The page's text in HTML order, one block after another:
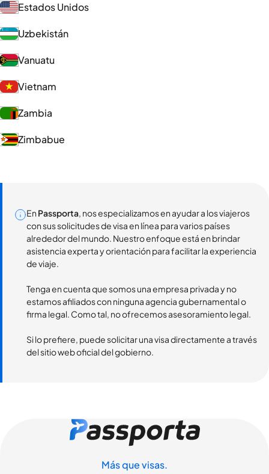
Estados Unidos
Uzbekistán
Vanuatu
Vietnam
Zambia
Zimbabue
En Passporta, nos especializamos en ayudar a los viajeros
con sus solicitudes de visa en línea para varios países
alrededor del mundo. Nuestro enfoque está en brindar
asistencia experta y orientación para facilitar la experiencia
de viaje.
Tenga en cuenta que somos una empresa privada y no
estamos afiliados con ninguna agencia gubernamental o
firma legal. Como tal, no ofrecemos asesoramiento legal.
Si lo prefiere, puede solicitar una visa directamente a través
del sitio web oficial del gobierno.
Más que visas.